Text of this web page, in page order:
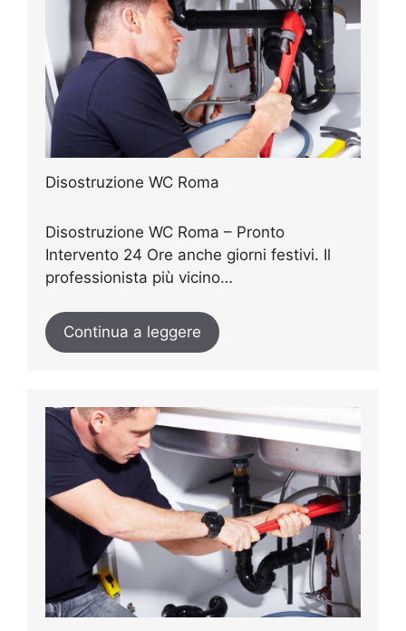
Disostruzione WC Roma
Disostruzione WC Roma – Pronto
Intervento 24 Ore anche giorni festivi. Il
professionista più vicino…
Continua a leggere